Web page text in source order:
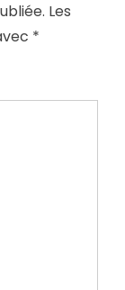
Les
*